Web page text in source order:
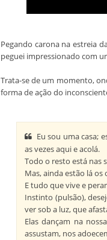
Pegando carona na estreia
peguei impressionado com
Trata-se de um momento,
forma de ação do
Eu sou uma casa;
as vezes aqui e acolá.
Todo o resto está nas
Mas, ainda estão lá
E tudo que vive e
Instinto (pulsão),
ver sob a luz, que
Elas dançam na
assustam, nos